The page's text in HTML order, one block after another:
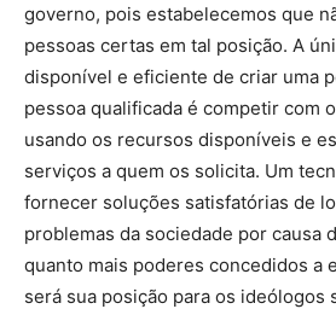
governo, pois estabelecemos que
pessoas certas em tal posição. A
disponível e eficiente de criar uma
pessoa qualificada é competir com
usando os recursos disponíveis e
serviços a quem os solicita. Um
fornecer soluções satisfatórias de
problemas da sociedade por causa
quanto mais poderes concedidos a
será sua posição para os ideólogos